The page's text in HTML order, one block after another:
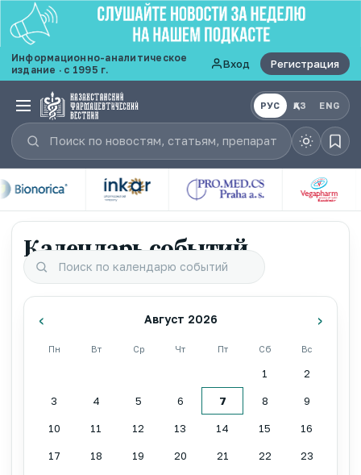
Информационно-аналитическое
издание · с 1995 г.
Вход Регистрация
РУС ҚАЗ ENG
Календарь событий
‹ Август 2026 ›
Пн Вт Ср Чт Пт Сб Вс
1 2
3 4 5 6 7 8 9
10 11 12 13 14 15 16
17 18 19 20 21 22 23